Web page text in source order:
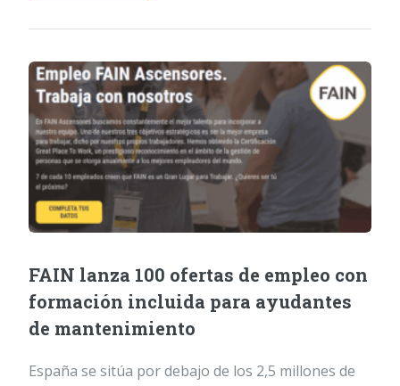
FAIN lanza 100 ofertas de empleo con
formación incluida para ayudantes
de mantenimiento
España se sitúa por debajo de los 2,5 millones de